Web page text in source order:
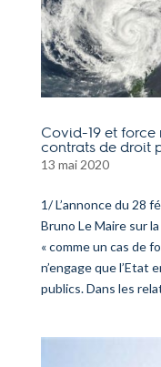
Covid-19 et force
contrats de droit
13 mai 2020
1/ L’annonce du 28
Bruno Le Maire sur
« comme un cas de
n’engage que l’Etat
publics. Dans les